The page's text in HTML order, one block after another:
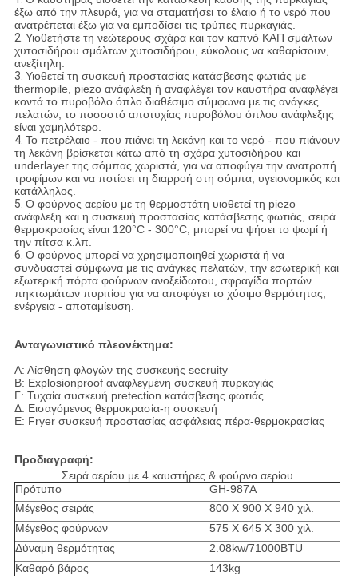
έξω από την πλευρά, για να σταματήσει το έλαιο ή το νερό που
ανατρέπεται έξω για να εμποδίσει τις τρύπες πυρκαγιάς.
2. Υιοθετήστε τη νεώτερους σχάρα και τον καπνό ΚΑΠ σμάλτων
χυτοσιδήρου σμάλτων χυτοσιδήρου, εύκολους να καθαρίσουν,
ανεξίτηλη.
3. Υιοθετεί τη συσκευή προστασίας κατάσβεσης φωτιάς με
thermopile, piezo ανάφλεξη ή αναφλέγει τον καυστήρα αναφλέγει
κοντά το πυροβόλο όπλο διαθέσιμο σύμφωνα με τις ανάγκες
πελατών, το ποσοστό αποτυχίας πυροβόλου όπλου ανάφλεξης
είναι χαμηλότερο.
4. Το πετρέλαιο - που πιάνει τη λεκάνη και το νερό - που πιάνουν
τη λεκάνη βρίσκεται κάτω από τη σχάρα χυτοσιδήρου και
underlayer της σόμπας χωριστά, για να αποφύγει την ανατροπή
τροφίμων και να ποτίσει τη διαρροή στη σόμπα, υγειονομικός και
κατάλληλος.
5. Ο φούρνος αερίου με τη θερμοστάτη υιοθετεί τη piezo
ανάφλεξη και η συσκευή προστασίας κατάσβεσης φωτιάς, σειρά
θερμοκρασίας είναι 120°C - 300°C, μπορεί να ψήσει το ψωμί ή
την πίτσα κ.λπ.
6. Ο φούρνος μπορεί να χρησιμοποιηθεί χωριστά ή να
συνδυαστεί σύμφωνα με τις ανάγκες πελατών, την εσωτερική και
εξωτερική πόρτα φούρνων ανοξείδωτου, σφραγίδα πορτών
πηκτωμάτων πυριτίου για να αποφύγει το χύσιμο θερμότητας,
ενέργεια - αποταμίευση.
Ανταγωνιστικό πλεονέκτημα:
Α: Αίσθηση φλογών της συσκευής secruity
Β: Explosionproof αναφλεγμένη συσκευή πυρκαγιάς
Γ: Τυχαία συσκευή pretection κατάσβεσης φωτιάς
Δ: Εισαγόμενος θερμοκρασία-η συσκευή
Ε: Fryer συσκευή προστασίας ασφάλειας πέρα-θερμοκρασίας
Προδιαγραφή:
Σειρά αερίου με 4 καυστήρες & φούρνο αερίου
Πρότυπο
GH-987A
Μέγεθος σειράς
800 X 900 X 940 χιλ.
Μέγεθος φούρνων
575 X 645 X 300 χιλ.
Δύναμη θερμότητας
2.08kw/71000BTU
Καθαρό βάρος
143kg